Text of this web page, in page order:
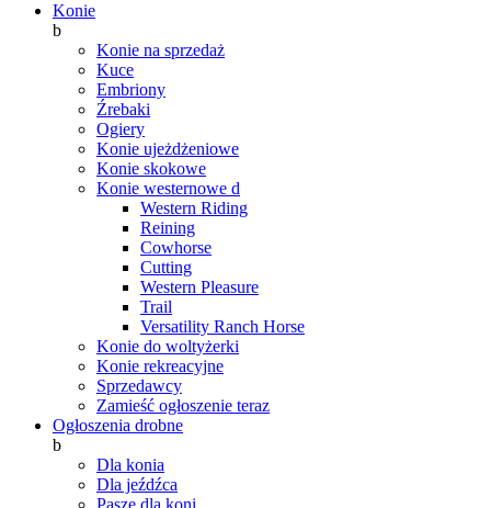
Konie
b
Konie na sprzedaż
Kuce
Embriony
Źrebaki
Ogiery
Konie ujeżdżeniowe
Konie skokowe
Konie westernowe d
Western Riding
Reining
Cowhorse
Cutting
Western Pleasure
Trail
Versatility Ranch Horse
Konie do woltyżerki
Konie rekreacyjne
Sprzedawcy
Zamieść ogłoszenie teraz
Ogłoszenia drobne
b
Dla konia
Dla jeźdźca
Pasze dla koni